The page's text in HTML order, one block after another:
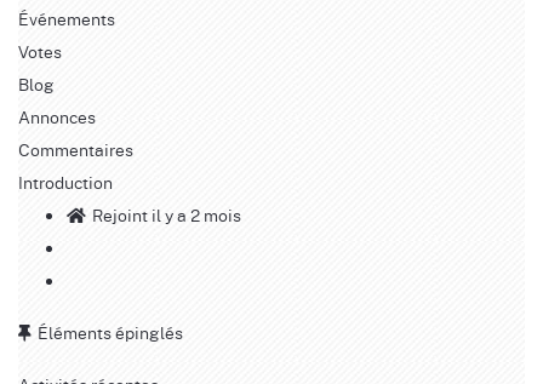
Événements
Votes
Blog
Annonces
Commentaires
Introduction
Rejoint il y a 2 mois
Éléments épinglés